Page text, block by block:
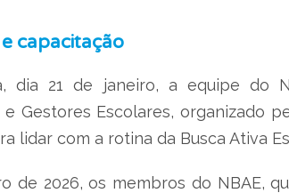
capacitação
dia 21 de janeiro, a equipe do
e Gestores Escolares, organizado
lidar com a rotina da Busca Ativa
de 2026, os membros do NBAE,